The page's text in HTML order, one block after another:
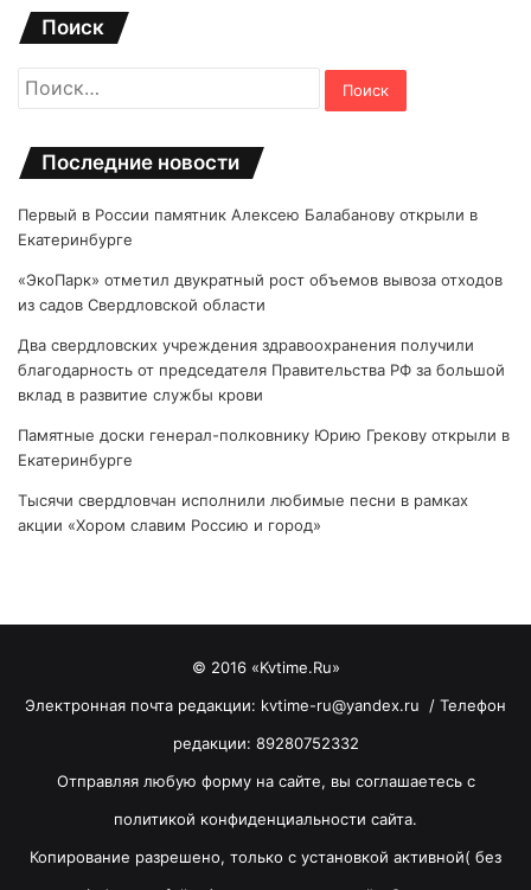
Поиск
Найти:
Последние новости
Первый в России памятник Алексею Балабанову открыли в
Екатеринбурге
«ЭкоПарк» отметил двукратный рост объемов вывоза отходов
из садов Свердловской области
Два свердловских учреждения здравоохранения получили
благодарность от председателя Правительства РФ за большой
вклад в развитие службы крови
Памятные доски генерал-полковнику Юрию Грекову открыли в
Екатеринбурге
Тысячи свердловчан исполнили любимые песни в рамках
акции «Хором славим Россию и город»
© 2016 «Kvtime.Ru»
Электронная почта редакции: kvtime-ru@yandex.ru / Телефон
редакции: 89280752332
Отправляя любую форму на сайте, вы соглашаетесь с
политикой конфиденциальности сайта.
Копирование разрешено, только с установкой активной( без